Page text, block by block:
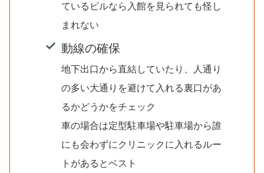
ているビルなら入館を見られても怪し
まれない
動線の確保
地下出口から直結していたり、人通り
の多い大通りを避けて入れる裏口があ
るかどうかをチェック
車の場合は定型駐車場や駐車場から誰
にも会わずにクリニックに入れるルー
トがあるとベスト